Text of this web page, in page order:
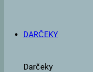
DARČEKY
Darčeky